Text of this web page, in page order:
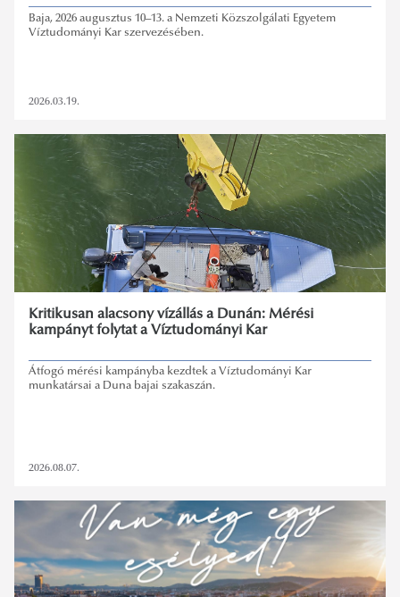
Baja, 2026 augusztus 10–13. a Nemzeti Közszolgálati Egyetem
Víztudományi Kar szervezésében.
2026.03.19.
Kritikusan alacsony vízállás a Dunán: Mérési
kampányt folytat a Víztudományi Kar
Átfogó mérési kampányba kezdtek a Víztudományi Kar
munkatársai a Duna bajai szakaszán.
2026.08.07.